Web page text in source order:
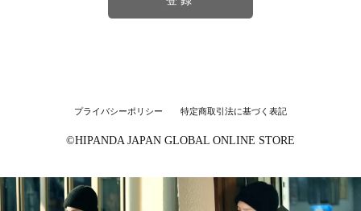
プライバシーポリシー 特定商取引法に基づく表記
©︎HIPANDA JAPAN GLOBAL ONLINE STORE